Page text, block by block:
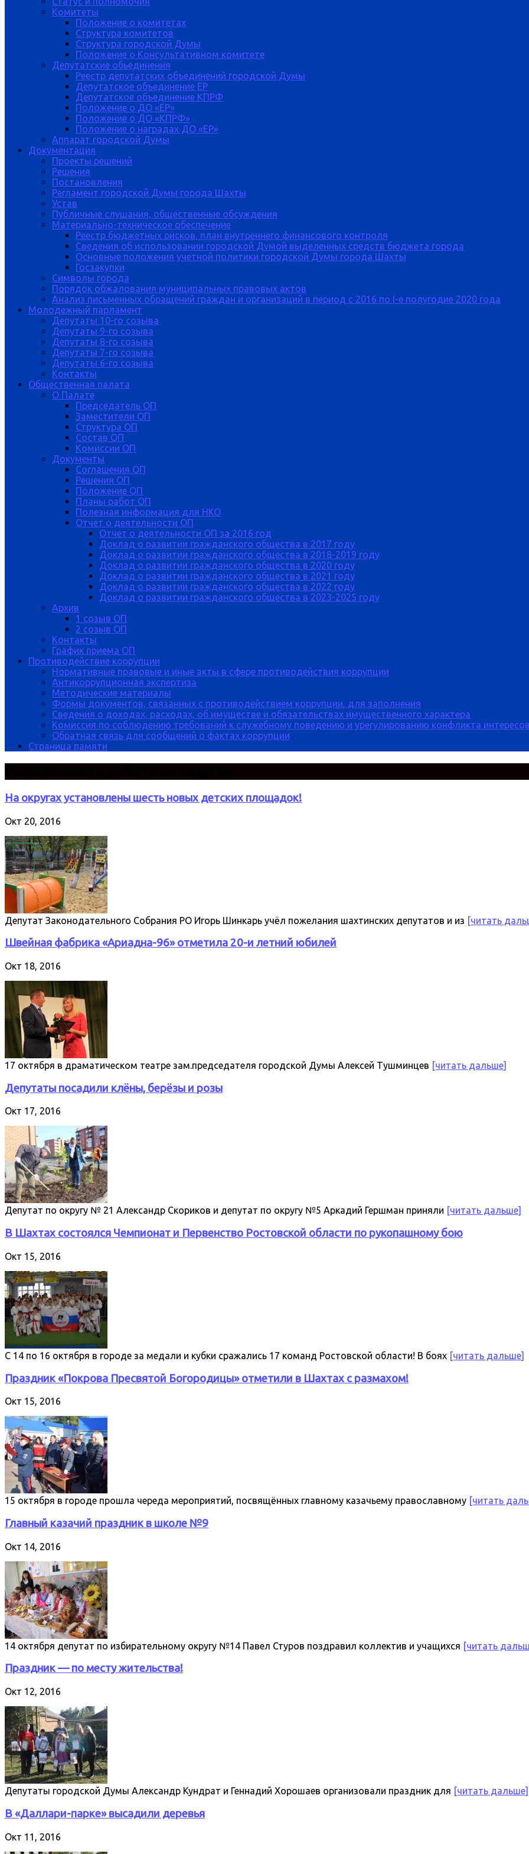
Комитеты
Положение о комитетах
Структура комитетов
Структура городской Думы
Положение о Консультативном комитете
Депутатские обьединения
Реестр депутатских объединений городской Думы
Депутатское объединение ЕР
Депутатское объединение КПРФ
Положение о ДО «ЕР»
Положение о ДО «КПРФ»
Положение о наградах ДО «ЕР»
Аппарат городской Думы
Документация
Проекты решений
Решения
Постановления
Регламент городской Думы города Шахты
Устав
Публичные слушания, общественные обсуждения
Материально-техническое обеспечение
Реестр бюджетных рисков, план внутреннего финансового контроля
Сведения об использовании городской Думой выделенных средств бюджета города
Основные положения учетной политики городской Думы города Шахты
Госзакупки
Символы города
Порядок обжалования муниципальных правовых актов
Анализ письменных обращений граждан и организаций в период с 2016 по I-е полугодие 2020 года
Молодежный парламент
Депутаты 10-го созыва
Депутаты 9-го созыва
Депутаты 8-го созыва
Депутаты 7-го созыва
Депутаты 6-го созыва
Контакты
Общественная палата
О Палате
Председатель ОП
Заместители ОП
Структура ОП
Состав ОП
Комиссии ОП
Документы
Соглашения ОП
Решения ОП
Положение ОП
Планы работ ОП
Полезная информация для НКО
Отчет о деятельности ОП
Отчет о деятельности ОП за 2016 год
Доклад о развитии гражданского общества в 2017 году
Доклад о развитии гражданского общества в 2018-2019 году
Доклад о развитии гражданского общества в 2020 году
Доклад о развитии гражданского общества в 2021 году
Доклад о развитии гражданского общества в 2022 году
Доклад о развитии гражданского общества в 2023-2025 году
Архив
1 созыв ОП
2 созыв ОП
Контакты
График приема ОП
Противодействие коррупции
Нормативные правовые и иные акты в сфере противодействия коррупции
Антикоррупционная экспертиза
Методические материалы
Формы документов, связанных с противодействием коррупции, для заполнения
Сведения о доходах, расходах, об имуществе и обязательствах имущественного характера
Комиссия по соблюдению требований к служебному поведению и урегулированию конфликта
Обратная связь для сообщений о фактах коррупции
Страница памяти
На округах установлены шесть новых детских площадок!
Окт 20, 2016
Депутат Законодательного Собрания РО Игорь Шинкарь учёл пожелания шахтинских депутатов и из [читать
Швейная фабрика «Ариадна-96» отметила 20-и летний юбилей
Окт 18, 2016
17 октября в драматическом театре зам.председателя городской Думы Алексей Тушминцев [читать дальше]
Депутаты посадили клёны, берёзы и розы
Окт 17, 2016
Депутат по округу № 21 Александр Скориков и депутат по округу №5 Аркадий Гершман приняли [читать дальше]
В Шахтах состоялся Чемпионат и Первенство Ростовской области по рукопашному бою
Окт 15, 2016
С 14 по 16 октября в городе за медали и кубки сражались 17 команд Ростовской области! В боях [читать дальше]
Праздник «Покрова Пресвятой Богородицы» отметили в Шахтах с размахом!
Окт 15, 2016
15 октября в городе прошла череда мероприятий, посвящённых главному казачьему православному [читать
Главный казачий праздник в школе №9
Окт 14, 2016
14 октября депутат по избирательному округу №14 Павел Стуров поздравил коллектив и учащихся [читать
Праздник — по месту жительства!
Окт 12, 2016
Депутаты городской Думы Александр Кундрат и Геннадий Хорошаев организовали праздник для [читать дальше]
В «Даллари-парке» высадили деревья
Окт 11, 2016